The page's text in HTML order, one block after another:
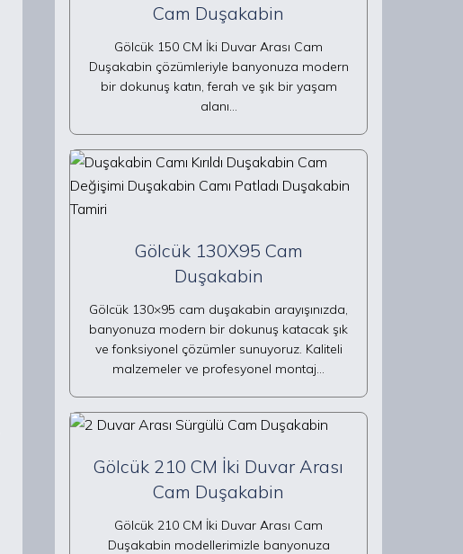
Cam Duşakabin
Gölcük 150 CM İki Duvar Arası Cam
Duşakabin çözümleriyle banyonuza modern
bir dokunuş katın, ferah ve şık bir yaşam
alanı…
Gölcük 130X95 Cam
Duşakabin
Gölcük 130×95 cam duşakabin arayışınızda,
banyonuza modern bir dokunuş katacak şık
ve fonksiyonel çözümler sunuyoruz. Kaliteli
malzemeler ve profesyonel montaj…
Gölcük 210 CM İki Duvar Arası
Cam Duşakabin
Gölcük 210 CM İki Duvar Arası Cam
Duşakabin modellerimizle banyonuza